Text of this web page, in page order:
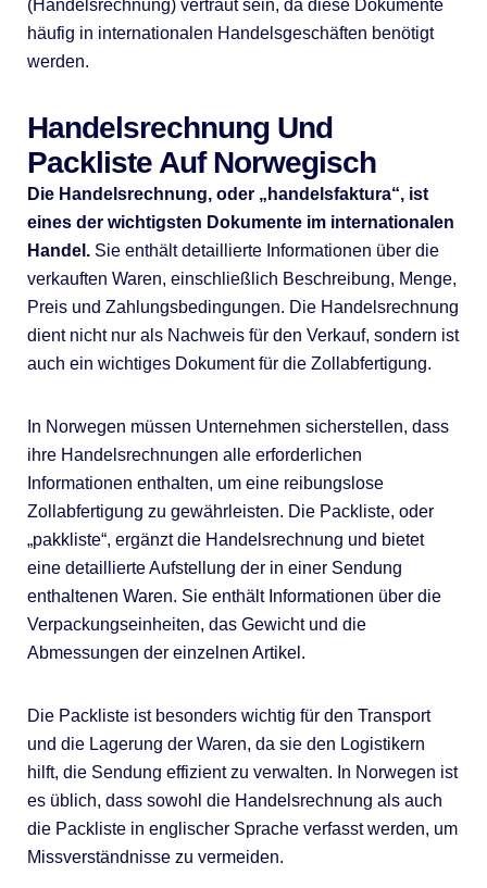
(Handelsrechnung) vertraut sein, da diese Dokumente
häufig in internationalen Handelsgeschäften benötigt
werden.
Handelsrechnung Und
Packliste Auf Norwegisch
Die Handelsrechnung, oder „handelsfaktura“, ist
eines der wichtigsten Dokumente im internationalen
Handel.Sie enthält detaillierte Informationen über die
verkauften Waren, einschließlich Beschreibung, Menge,
Preis und Zahlungsbedingungen. Die Handelsrechnung
dient nicht nur als Nachweis für den Verkauf, sondern ist
auch ein wichtiges Dokument für die Zollabfertigung.
In Norwegen müssen Unternehmen sicherstellen, dass
ihre Handelsrechnungen alle erforderlichen
Informationen enthalten, um eine reibungslose
Zollabfertigung zu gewährleisten. Die Packliste, oder
„pakkliste“, ergänzt die Handelsrechnung und bietet
eine detaillierte Aufstellung der in einer Sendung
enthaltenen Waren. Sie enthält Informationen über die
Verpackungseinheiten, das Gewicht und die
Abmessungen der einzelnen Artikel.
Die Packliste ist besonders wichtig für den Transport
und die Lagerung der Waren, da sie den Logistikern
hilft, die Sendung effizient zu verwalten. In Norwegen ist
es üblich, dass sowohl die Handelsrechnung als auch
die Packliste in englischer Sprache verfasst werden, um
Missverständnisse zu vermeiden.